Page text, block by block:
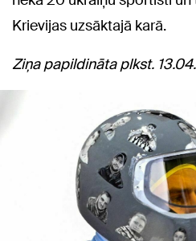
Krievijas uzsāktajā karā.
Ziņa papildināta plkst. 13.04.